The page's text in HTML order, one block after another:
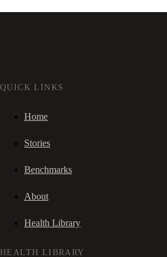
QUICK LINKS
Home
Stories
Benchmarks
About
Health Library
HEALTH LIBRARY